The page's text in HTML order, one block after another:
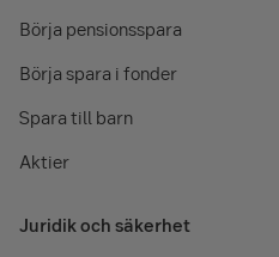
Börja pensionsspara
Börja spara i fonder
Spara till barn
Aktier
Juridik och säkerhet